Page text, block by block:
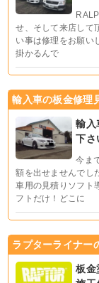
せ、そして来店して
い事は修理をお願い
掛かるんで
輸入車の板金修理
輸入
下さ
今ま
額を出せませんでし
車用の見積りソフト
フトだけ！どこに
ラプターライナー
板金